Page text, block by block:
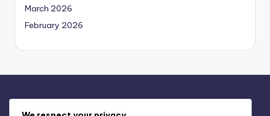
March 2026
February 2026